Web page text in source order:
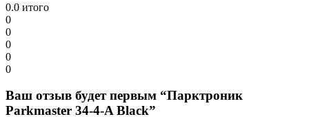
0.0 итого
0
0
0
0
0
Ваш отзыв будет первым “Парктроник
Parkmaster 34-4-A Black”